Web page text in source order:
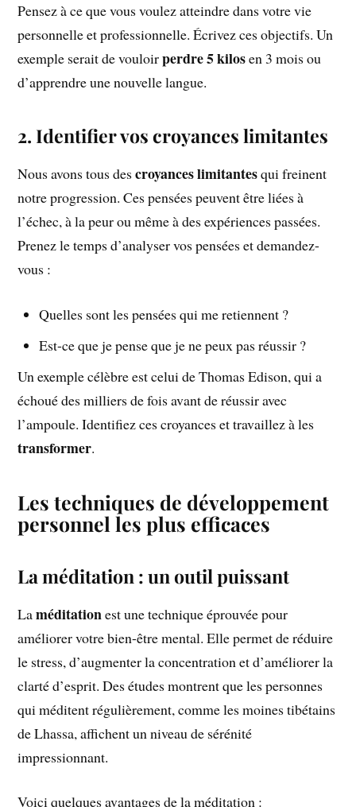
Pensez à ce que vous voulez atteindre dans votre vie
personnelle et professionnelle. Écrivez ces objectifs. Un
exemple serait de vouloirperdre 5 kilosen 3 mois ou
d’apprendre une nouvelle langue.
2. Identifier vos croyances limitantes
Nous avons tous descroyances limitantesqui freinent
notre progression. Ces pensées peuvent être liées à
l’échec, à la peur ou même à des expériences passées.
Prenez le temps d’analyser vos pensées et demandez-
vous :
Quelles sont les pensées qui me retiennent ?
Est-ce que je pense que je ne peux pas réussir ?
Un exemple célèbre est celui de Thomas Edison, qui a
échoué des milliers de fois avant de réussir avec
l’ampoule. Identifiez ces croyances et travaillez à les
transformer.
Les techniques de développement
personnel les plus efficaces
La méditation : un outil puissant
Laméditationest une technique éprouvée pour
améliorer votre bien-être mental. Elle permet de réduire
le stress, d’augmenter la concentration et d’améliorer la
clarté d’esprit. Des études montrent que les personnes
qui méditent régulièrement, comme les moines tibétains
de Lhassa, affichent un niveau de sérénité
impressionnant.
Voici quelques avantages de la méditation :